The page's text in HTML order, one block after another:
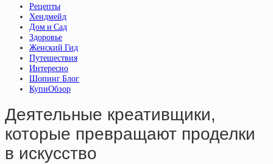
Рецепты
Хендмейд
Дом и Сад
Здоровье
Женский Гид
Путешествия
Интересно
Шопинг Блог
КупиОбзор
Деятельные креативщики,
которые превращают проделки
в искусство